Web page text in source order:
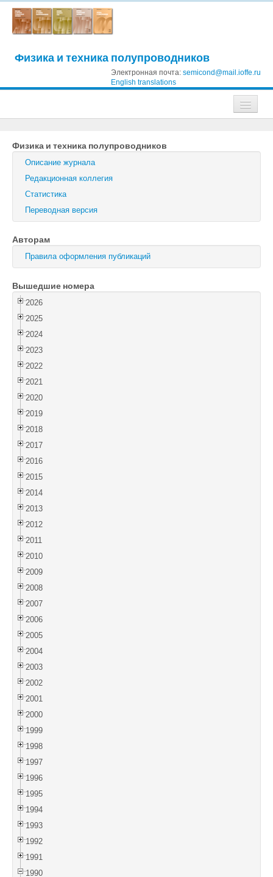
Физика и техника полупроводников
Электронная почта: semicond@mail.ioffe.ru
English translations
Журнал технической физики
Письма в Журнал технической физики
Физика твердого тела
Физика и техника полупроводников
Оптика и спектроскопия
Поиск
Войти
Физика и техника полупроводников
Описание журнала
Редакционная коллегия
Статистика
Переводная версия
Авторам
Правила оформления публикаций
Вышедшие номера
2026
2025
2024
2023
2022
2021
2020
2019
2018
2017
2016
2015
2014
2013
2012
2011
2010
2009
2008
2007
2006
2005
2004
2003
2002
2001
2000
1999
1998
1997
1996
1995
1994
1993
1992
1991
1990